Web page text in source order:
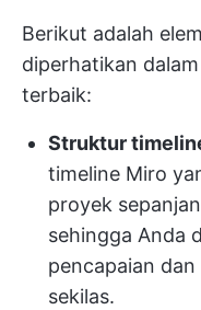
Berikut adalah
diperhatikan
terbaik:
Struktur
timeline Miro
proyek
sehingga Anda
pencapaian
sekilas.